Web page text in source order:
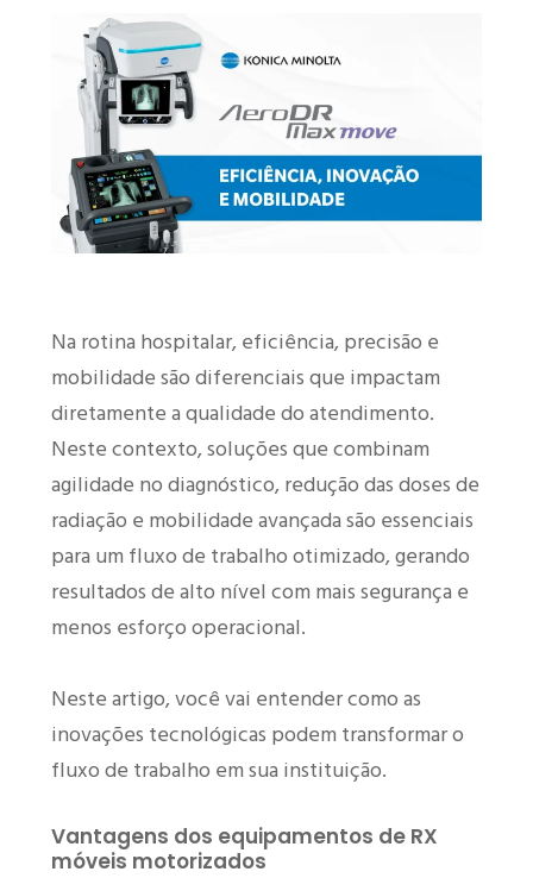
Na rotina hospitalar, eficiência, precisão e
mobilidade são diferenciais que impactam
diretamente a qualidade do atendimento.
Neste contexto, soluções que combinam
agilidade no diagnóstico, redução das doses de
radiação e mobilidade avançada são essenciais
para um fluxo de trabalho otimizado, gerando
resultados de alto nível com mais segurança e
menos esforço operacional.
Neste artigo, você vai entender como as
inovações tecnológicas podem transformar o
fluxo de trabalho em sua instituição.
Vantagens dos equipamentos de RX
móveis motorizados